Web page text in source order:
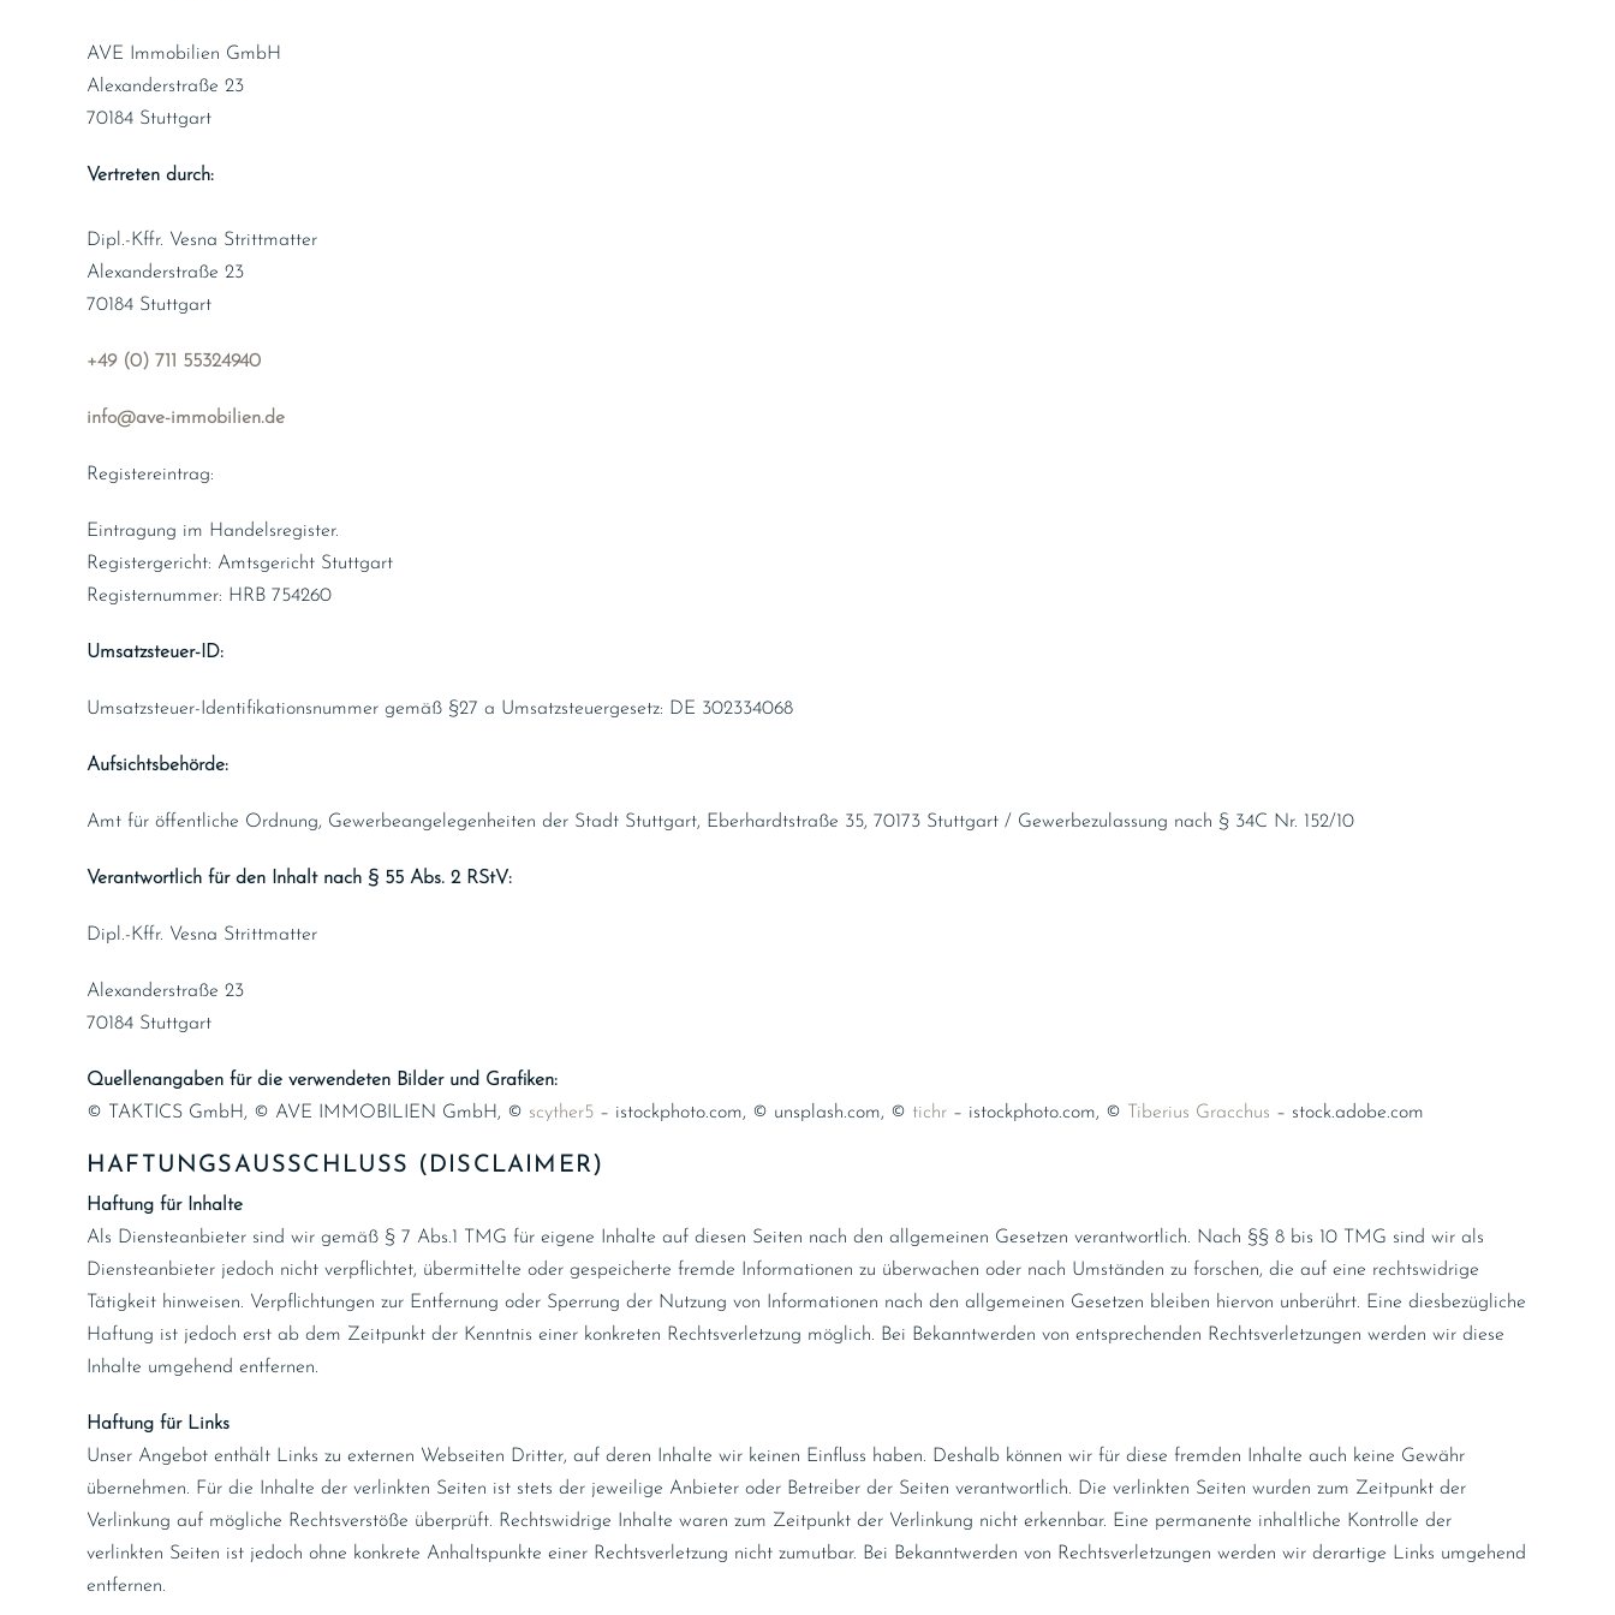
AVE Immobilien GmbH
Alexanderstraße 23
70184 Stuttgart
Vertreten durch:
Dipl.-Kffr. Vesna Strittmatter
Alexanderstraße 23
70184 Stuttgart
+49 (0) 711 55324940
info@ave-immobilien.de
Registereintrag:
Eintragung im Handelsregister.
Registergericht: Amtsgericht Stuttgart
Registernummer: HRB 754260
Umsatzsteuer-ID:
Umsatzsteuer-Identifikationsnummer gemäß §27 a Umsatzsteuergesetz: DE 302334068
Aufsichtsbehörde:
Amt für öffentliche Ordnung, Gewerbeangelegenheiten der Stadt Stuttgart, Eberhardtstraße 35, 70173 Stuttgart / Gewerbezulassung nach § 34C Nr. 152/10
Verantwortlich für den Inhalt nach § 55 Abs. 2 RStV:
Dipl.-Kffr. Vesna Strittmatter
Alexanderstraße 23
70184 Stuttgart
Quellenangaben für die verwendeten Bilder und Grafiken:
© TAKTICS GmbH, © AVE IMMOBILIEN GmbH, © scyther5– istockphoto.com, © unsplash.com, © tichr– istockphoto.com, © Tiberius Gracchus – stock.adobe.com
HAFTUNGSAUSSCHLUSS (DISCLAIMER)
Haftung für Inhalte
Als Diensteanbieter sind wir gemäß § 7 Abs.1 TMG für eigene Inhalte auf diesen Seiten nach den allgemeinen Gesetzen verantwortlich. Nach §§ 8 bis 10 TMG sind wir als
Diensteanbieter jedoch nicht verpflichtet, übermittelte oder gespeicherte fremde Informationen zu überwachen oder nach Umständen zu forschen, die auf eine rechtswidrige
Tätigkeit hinweisen. Verpflichtungen zur Entfernung oder Sperrung der Nutzung von Informationen nach den allgemeinen Gesetzen bleiben hiervon unberührt. Eine diesbezügliche
Haftung ist jedoch erst ab dem Zeitpunkt der Kenntnis einer konkreten Rechtsverletzung möglich. Bei Bekanntwerden von entsprechenden Rechtsverletzungen werden wir diese
Inhalte umgehend entfernen.
Haftung für Links
Unser Angebot enthält Links zu externen Webseiten Dritter, auf deren Inhalte wir keinen Einfluss haben. Deshalb können wir für diese fremden Inhalte auch keine Gewähr
übernehmen. Für die Inhalte der verlinkten Seiten ist stets der jeweilige Anbieter oder Betreiber der Seiten verantwortlich. Die verlinkten Seiten wurden zum Zeitpunkt der
Verlinkung auf mögliche Rechtsverstöße überprüft. Rechtswidrige Inhalte waren zum Zeitpunkt der Verlinkung nicht erkennbar. Eine permanente inhaltliche Kontrolle der
verlinkten Seiten ist jedoch ohne konkrete Anhaltspunkte einer Rechtsverletzung nicht zumutbar. Bei Bekanntwerden von Rechtsverletzungen werden wir derartige Links umgehend
entfernen.